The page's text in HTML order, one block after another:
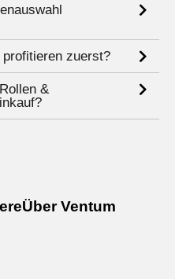
zuerst?
&
Über Ventum